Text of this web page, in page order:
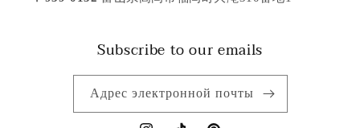
Subscribe to our emails
Адрес электронной почты